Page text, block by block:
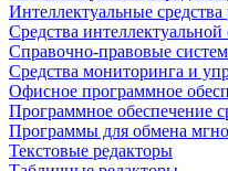
Интеллектуальные
Средства
Справочно-правовые
Средства мониторинга и
Офисное программное
Программное обеспечение
Программы для обмена
Текстовые редакторы